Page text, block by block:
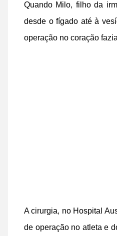
Quando Milo, filho da
desde o fígado até à
operação no coração
A cirurgia, no Hospital
de operação no atleta e